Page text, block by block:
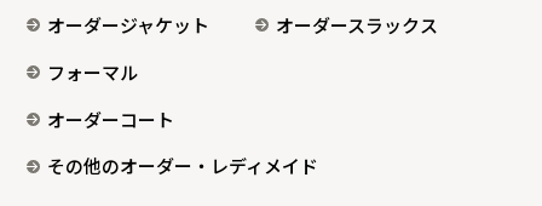
オーダージャケット
オーダースラックス
フォーマル
オーダーコート
その他のオーダー・レディメイド